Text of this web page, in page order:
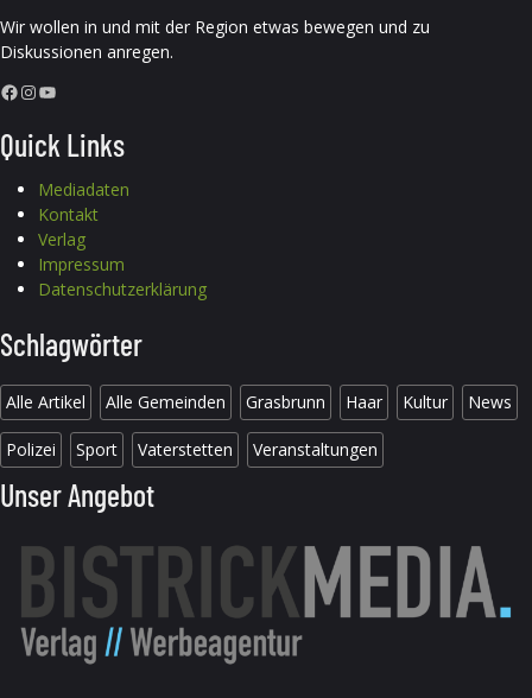
Wir wollen in und mit der Region etwas bewegen und zu
Diskussionen anregen.
Facebook InstagramYouTube
Quick Links
Mediadaten
Kontakt
Verlag
Impressum
Datenschutzerklärung
Schlagwörter
Alle Artikel Alle Gemeinden Grasbrunn Haar Kultur News
Polizei Sport Vaterstetten Veranstaltungen
Unser Angebot